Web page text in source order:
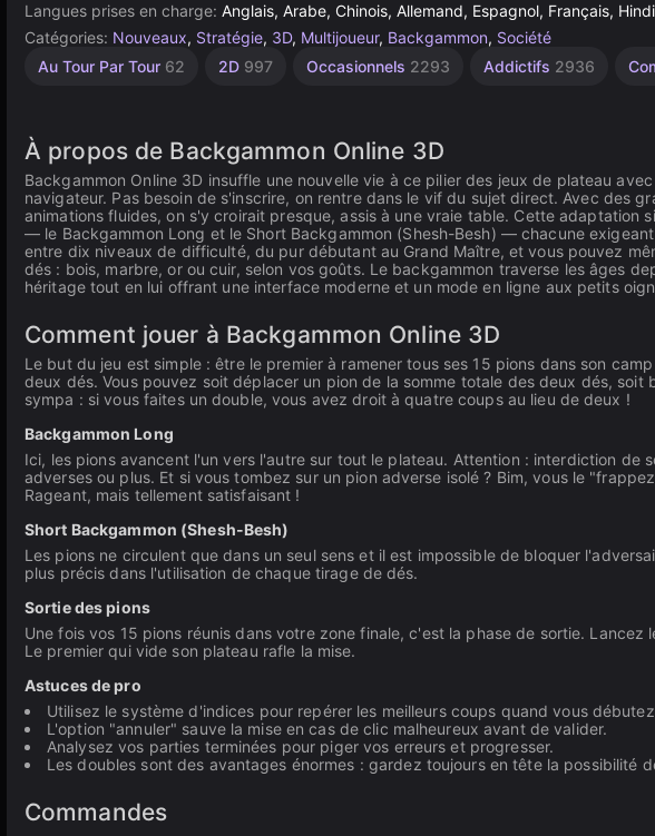
Langues prises en charge: Anglais, Arabe, Chinois, Allemand, Espagnol, Français,
Catégories: Nouveaux, Stratégie, 3D, Multijoueur, Backgammon, Société
Au Tour Par Tour 62 2D 997 Occasionnels 2293 Addictifs 2936
Société
Fête à
À propos de Backgammon Online 3D
Backgammon Online 3D insuffle une nouvelle vie à ce pilier des jeux de plateau
navigateur. Pas besoin de s'inscrire, on rentre dans le vif du sujet direct. Avec des
animations fluides, on s'y croirait presque, assis à une vraie table. Cette adaptation
— le Backgammon Long et le Short Backgammon (Shesh-Besh) — chacune
entre dix niveaux de difficulté, du pur débutant au Grand Maître, et vous pouvez
dés : bois, marbre, or ou cuir, selon vos goûts. Le backgammon traverse les âges
héritage tout en lui offrant une interface moderne et un mode en ligne aux petits
Comment jouer à Backgammon Online 3D
Le but du jeu est simple : être le premier à ramener tous ses 15 pions dans son
deux dés. Vous pouvez soit déplacer un pion de la somme totale des deux dés,
sympa : si vous faites un double, vous avez droit à quatre coups au lieu de deux !
Backgammon Long
Ici, les pions avancent l'un vers l'autre sur tout le plateau. Attention : interdiction de
adverses ou plus. Et si vous tombez sur un pion adverse isolé ? Bim, vous le
Rageant, mais tellement satisfaisant !
Short Backgammon (Shesh-Besh)
Les pions ne circulent que dans un seul sens et il est impossible de bloquer
plus précis dans l'utilisation de chaque tirage de dés.
Sortie des pions
Une fois vos 15 pions réunis dans votre zone finale, c'est la phase de sortie.
Le premier qui vide son plateau rafle la mise.
Astuces de pro
Utilisez le système d'indices pour repérer les meilleurs coups quand vous
L'option "annuler" sauve la mise en cas de clic malheureux avant de valider.
Analysez vos parties terminées pour piger vos erreurs et progresser.
Les doubles sont des avantages énormes : gardez toujours en tête la possibilité
Commandes